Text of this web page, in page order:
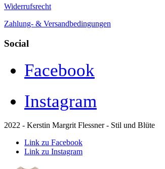
Widerrufsrecht
Zahlung- & Versandbedingungen
Social
Facebook
Instagram
2022 - Kerstin Margrit Flessner - Stil und Blüte
Link zu Facebook
Link zu Instagram